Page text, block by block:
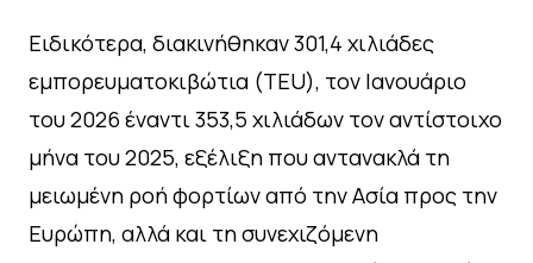
Ειδικότερα, διακινήθηκαν 301,4 χιλιάδες
εμπορευματοκιβώτια (TEU), τον Ιανουάριο
του 2026 έναντι 353,5 χιλιάδων τον αντίστοιχο
μήνα του 2025, εξέλιξη που αντανακλά τη
μειωμένη ροή φορτίων από την Ασία προς την
Ευρώπη, αλλά και τη συνεχιζόμενη